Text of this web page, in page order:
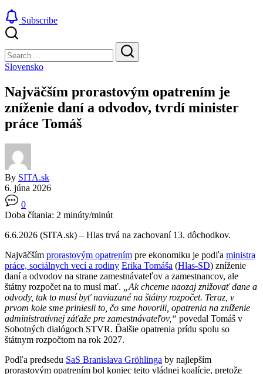
Subscribe
Search
Search
Slovensko
Najväčším prorastovým opatrením je
zníženie daní a odvodov, tvrdí minister
práce Tomáš
By SITA.sk
6. júna 2026
0
Doba čítania: 2 minúty/minút
6.6.2026 (SITA.sk) – Hlas trvá na zachovaní 13. dôchodkov.
Najväčším prorastovým opatrením pre ekonomiku je podľa ministra
práce, sociálnych vecí a rodiny Erika Tomáša (Hlas-SD) zníženie
daní a odvodov na strane zamestnávateľov a zamestnancov, ale
štátny rozpočet na to musí mať.
„Ak chceme naozaj znižovať dane a
odvody, tak to musí byť naviazané na štátny rozpočet. Teraz, v
prvom kole sme priniesli to, čo sme hovorili, opatrenia na zníženie
administratívnej záťaže pre zamestnávateľov,“ povedal Tomáš v
Sobotných dialógoch STVR. Ďalšie opatrenia prídu spolu so
štátnym rozpočtom na rok 2027.
Podľa predsedu SaS Branislava Gröhlinga by najlepším
prorastovým opatrením bol koniec tejto vládnej koalície, pretože